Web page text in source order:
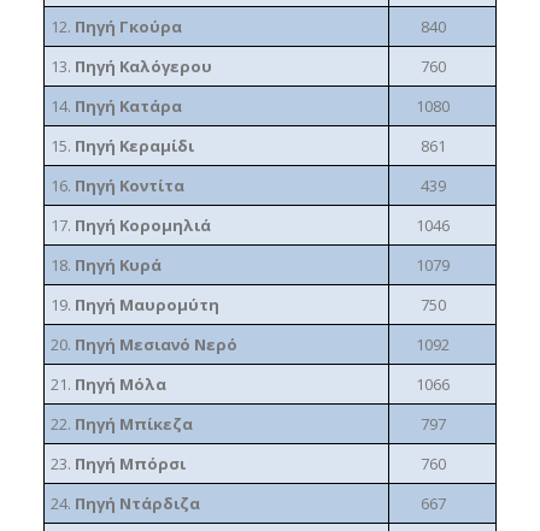
12. Πηγή Γκούρα
840
13. Πηγή Καλόγερου
760
14. Πηγή Κατάρα
1080
15. Πηγή Κεραμίδι
861
16. Πηγή Κοντίτα
439
17. Πηγή Κορομηλιά
1046
18. Πηγή Κυρά
1079
19. Πηγή Μαυρομύτη
750
20. Πηγή Μεσιανό Νερό
1092
21. Πηγή Μόλα
1066
22. Πηγή Μπίκεζα
797
23. Πηγή Μπόρσι
760
24. Πηγή Ντάρδιζα
667